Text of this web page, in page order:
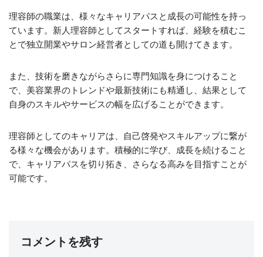
理容師の職業は、様々なキャリアパスと成長の可能性を持っ
ています。新人理容師としてスタートすれば、経験を積むこ
とで独立開業やサロン経営者としての道も開けてきます。
また、技術を磨きながらさらに専門知識を身につけること
で、美容業界のトレンドや最新技術にも精通し、結果として
自身のスキルやサービスの幅を広げることができます。
理容師としてのキャリアは、自己啓発やスキルアップに繋が
る様々な機会があります。積極的に学び、成長を続けること
で、キャリアパスを切り拓き、さらなる高みを目指すことが
可能です。
コメントを残す